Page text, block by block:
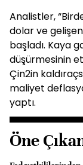
Analistler,
dolar ve
başladı. Kaya
düşürmesinin
Çin2in
maliyet
yaptı.
Öne